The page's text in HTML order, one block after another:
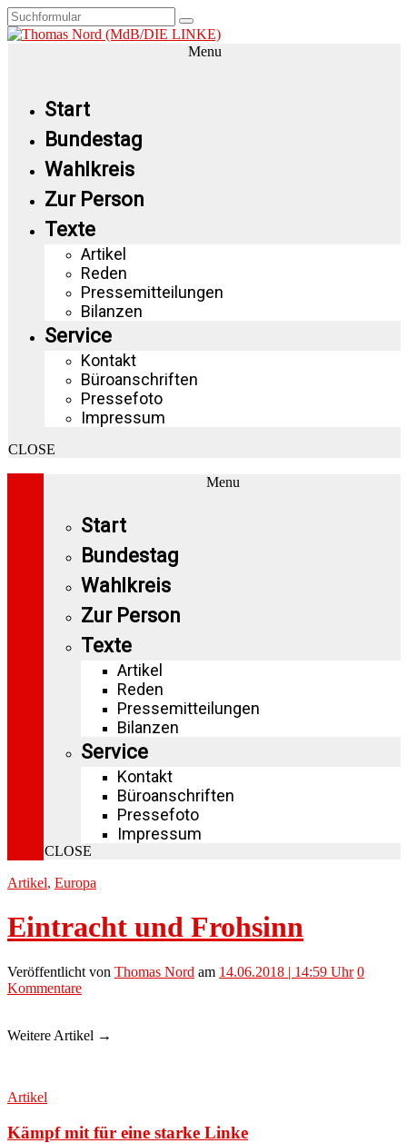
Menu
Start
Bundestag
Wahlkreis
Zur Person
Texte
Artikel
Reden
Pressemitteilungen
Bilanzen
Service
Kontakt
Büroanschriften
Pressefoto
Impressum
CLOSE
Menu
Start
Bundestag
Wahlkreis
Zur Person
Texte
Artikel
Reden
Pressemitteilungen
Bilanzen
Service
Kontakt
Büroanschriften
Pressefoto
Impressum
CLOSE
Artikel, Europa
Eintracht und Frohsinn
Veröffentlicht von Thomas Nord am 14.06.2018 | 14:59 Uhr 0
Kommentare
Weitere Artikel →
Artikel
Kämpf mit für eine starke Linke